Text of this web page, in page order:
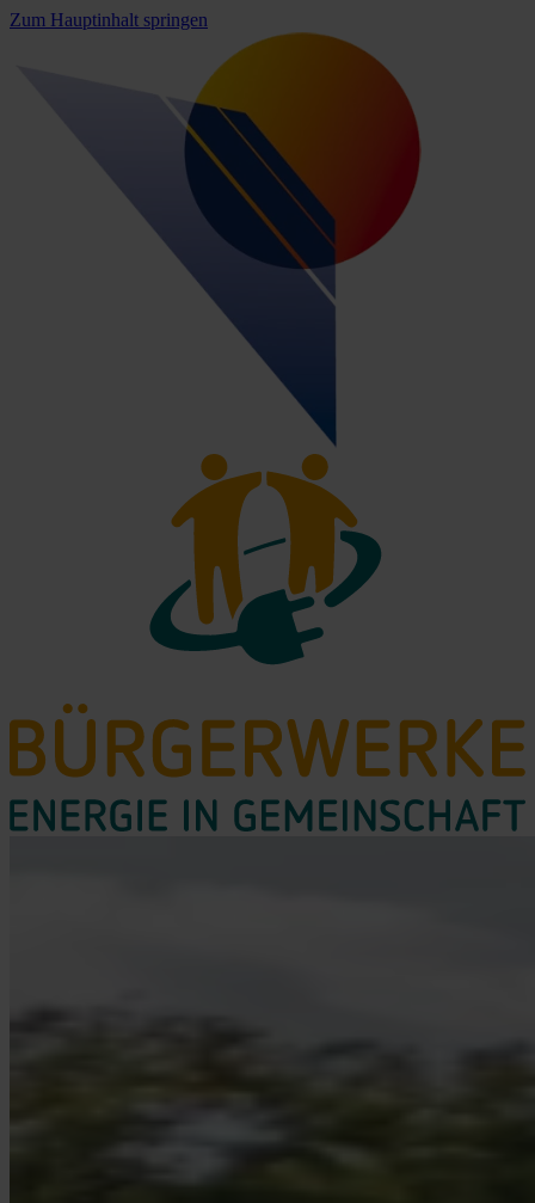
Zum Hauptinhalt springen